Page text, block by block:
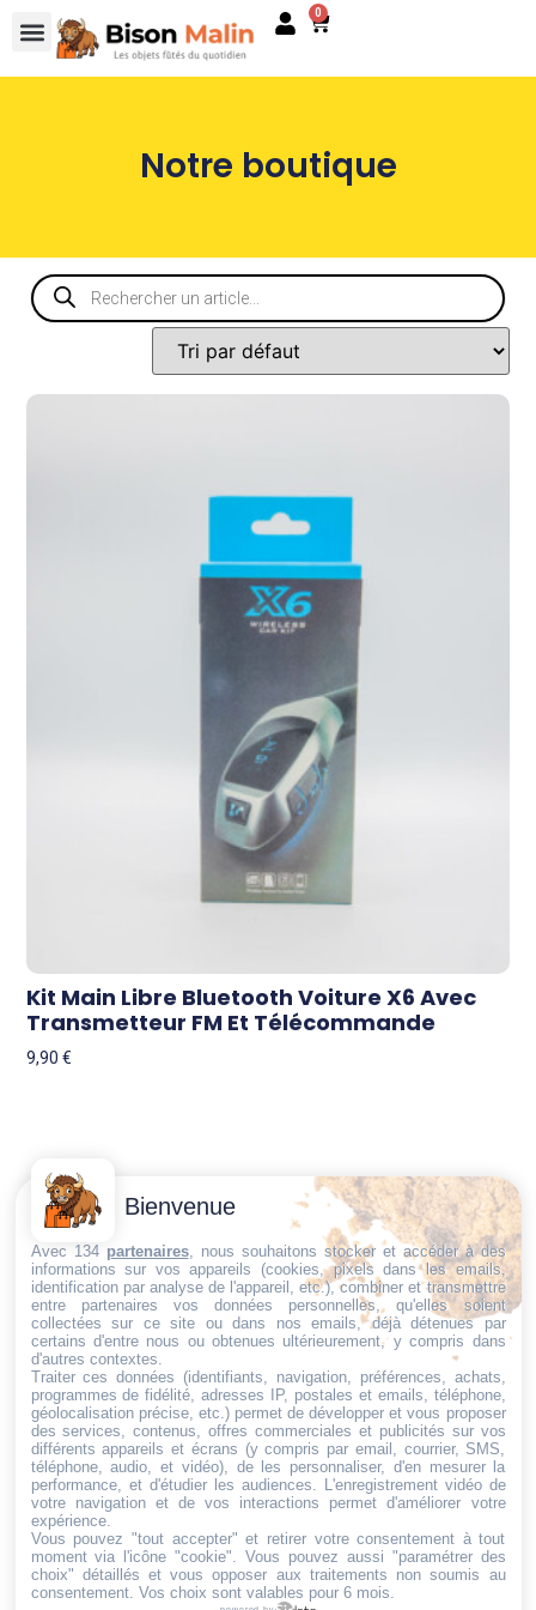
0
Notre boutique
Kit Main Libre Bluetooth Voiture X6 Avec
Transmetteur FM Et Télécommande
9,90€
Trouvez ce qu'il vous faut,
au bon endroit
Conditions
générales
de vente
Politique de
cookies
Politique de
confidentialité
Mentions
légales
Conditions de
retour et de
remboursement
Droit de
rétractation
Contactez-
Nous
Email:
dt@sasbms.fr
Bienvenue
Avec 134 partenaires, nous souhaitons stocker et accéder à des
informations sur vos appareils (cookies, pixels dans les emails,
identification par analyse de l'appareil, etc.), combiner et transmettre
entre partenaires vos données personnelles, qu'elles soient
collectées sur ce site ou dans nos emails, déjà détenues par
certains d'entre nous ou obtenues ultérieurement, y compris dans
d'autres contextes.
Traiter ces données (identifiants, navigation, préférences, achats,
programmes de fidélité, adresses IP, postales et emails, téléphone,
géolocalisation précise, etc.) permet de développer et vous proposer
des services, contenus, offres commerciales et publicités sur vos
différents appareils et écrans (y compris par email, courrier, SMS,
téléphone, audio, et vidéo), de les personnaliser, d'en mesurer la
performance, et d'étudier les audiences. L'enregistrement vidéo de
votre navigation et de vos interactions permet d'améliorer votre
expérience.
Vous pouvez "tout accepter" et retirer votre consentement à tout
moment via l'icône "cookie" . Vous pouvez aussi "paramétrer des
choix" détaillés et vous opposer aux traitements non soumis au
consentement. Vos choix sont valables pour 6 mois.